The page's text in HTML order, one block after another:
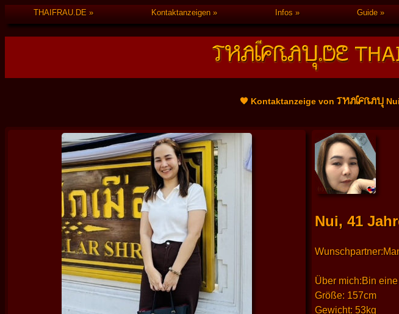
THAIFRAU.DE Kontaktanzeigen Infos Guide
🧡 Kontaktanzeige vonTHAIFRAU
Nui, 41
Über mich:Bin
Größe: 157cm
Gewicht: 53kg